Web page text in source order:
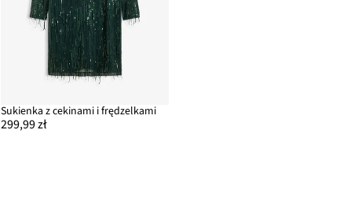
Sukienka z cekinami i frędzelkami
299,99 zł